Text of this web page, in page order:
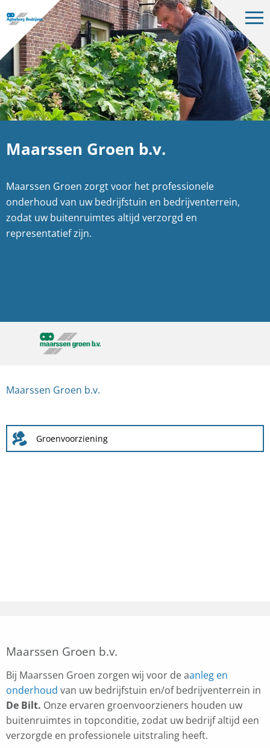
Bedrijven
Projecten
Over ons
Vacatures
Contact
NL
Maarssen Groen b.v.
Maarssen Groen zorgt voor het professionele
onderhoud van uw bedrijfstuin en bedrijventerrein,
zodat uw buitenruimtes altijd verzorgd en
representatief zijn.
Maarssen Groen b.v.
Groenvoorziening
Maarssen Groen b.v.
Bij Maarssen Groen zorgen wij voor de aanleg en
onderhoud van uw bedrijfstuin en/of bedrijventerrein in
De Bilt. Onze ervaren groenvoorzieners houden uw
buitenruimtes in topconditie, zodat uw bedrijf altijd een
verzorgde en professionele uitstraling heeft.